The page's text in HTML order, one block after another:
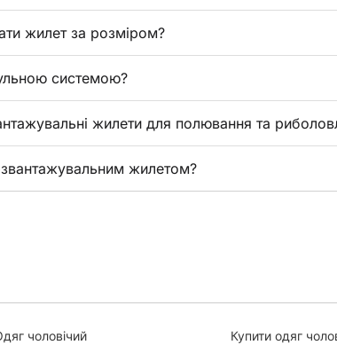
жилет за розміром?
системою?
жилети для полювання та
жилетом?
чоловічий Купити одяг